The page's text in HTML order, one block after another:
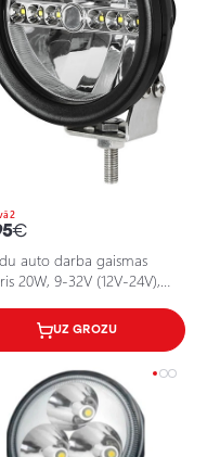
2
€
auto darba gaismas
20W, 9-32V (12V-24V),
UZ GROZU